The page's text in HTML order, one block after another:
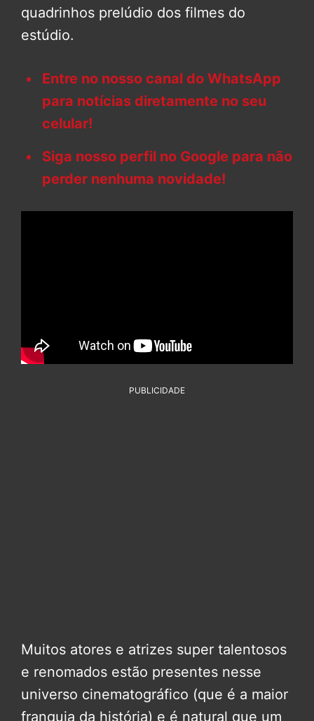
quadrinhos prelúdio dos filmes do
estúdio.
Entre no nosso canal do WhatsApp
para notícias diretamente no seu
celular!
Siga nosso perfil no Google para não
perder nenhuma novidade!
PUBLICIDADE
Muitos atores e atrizes super talentosos
e renomados estão presentes nesse
universo cinematográfico (que é a maior
franquia da história) e é natural que um